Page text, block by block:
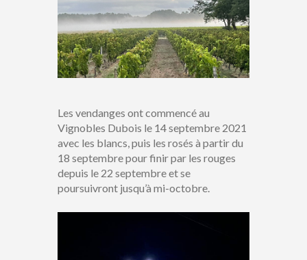
Les vendanges ont commencé au
Vignobles Dubois le 14 septembre 2021
avec les blancs, puis les rosés à partir du
18 septembre pour finir par les rouges
depuis le 22 septembre et se
poursuivront jusqu’à mi-octobre.